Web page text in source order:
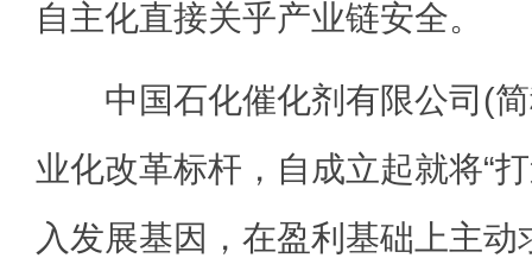
自主化直接关乎产业链安全。
中国石化催化剂有限公司(简
业化改革标杆，自成立起就将“打
入发展基因，在盈利基础上主